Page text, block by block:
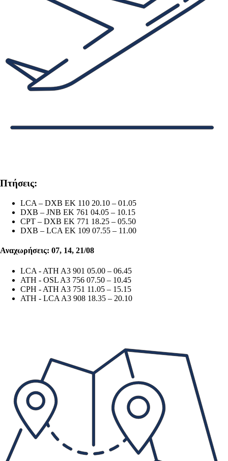
Πτήσεις:
LCA – DXB EK 110 20.10 – 01.05
DXB – JNB ΕΚ 761 04.05 – 10.15
CPT – DXB EK 771 18.25 – 05.50
DXB – LCA EK 109 07.55 – 11.00
Αναχωρήσεις: 07, 14, 21/08
LCA - ATH A3 901 05.00 – 06.45
ATH - OSL A3 756 07.50 – 10.45
CPH - ATH A3 751 11.05 – 15.15
ATH - LCA A3 908 18.35 – 20.10